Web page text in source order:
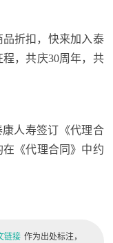
折扣，快来加入泰
，共庆30周年，共
人寿签订《代理合
《代理合同》中约
链接 作为出处标注，